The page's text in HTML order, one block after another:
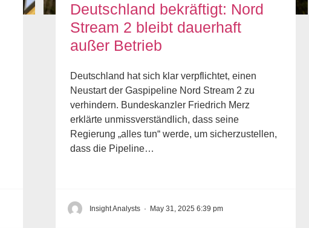
Deutschland bekräftigt: Nord
Stream 2 bleibt dauerhaft
außer Betrieb
Deutschland hat sich klar verpflichtet, einen
Neustart der Gaspipeline Nord Stream 2 zu
verhindern. Bundeskanzler Friedrich Merz
erklärte unmissverständlich, dass seine
Regierung „alles tun“ werde, um sicherzustellen,
dass die Pipeline…
Insight Analysts · May 31, 2025 6:39 pm